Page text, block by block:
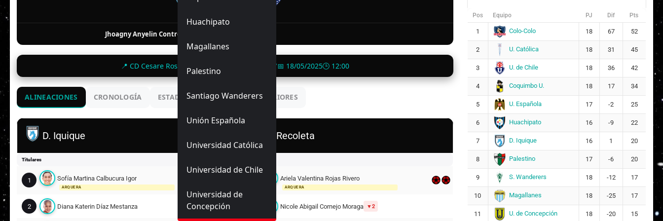
Huachipato
Magallanes
Palestino
Santiago Wanderers
Unión Española
Universidad Católica
Universidad de Chile
Universidad de
Concepción
Jhoagny Anyelin Contreras Chacón
📍 CD Cesare Rossi Banchero "Cancha Antigua"📅 18/05/2025🕒 12:00
ALINEACIONES CRONOLOGÍA ESTADIO ENCUENTROS ANTERIORES
D. Iquique
Titulares
1 Sofía Martina Calbucura Igor
ARQUERA
2 Diana Katerin Díaz Mestanza
D. Recoleta
Ariela Valentina Rojas Rivero
ARQUERA
Nicole Abigail Cornejo Moraga 2
Pos Equipo PJ Dif Pts
1 Colo-Colo 18 67 52
2 U. Católica 18 31 45
3 U. de Chile 18 36 42
4 Coquimbo U. 18 17 34
5 U. Española 17 -2 25
6 Huachipato 16 -9 22
7 D. Iquique 16 1 20
8 Palestino 17 -6 20
9 S. Wanderers 18 -12 17
10 Magallanes 18 -25 17
11 U. de Concepción 18 -20 15